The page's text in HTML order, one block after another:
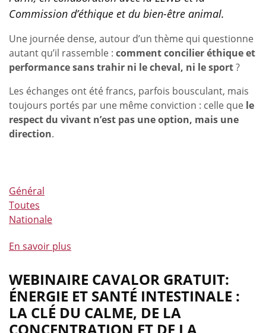
Commission d’éthique et du bien-être animal.
Une journée dense, autour d’un thème qui questionne
autant qu’il rassemble : comment concilier éthique et
performance sans trahir ni le cheval, ni le sport?
Les échanges ont été francs, parfois bousculant, mais
toujours portés par une même conviction : celle que le
respect du vivant n’est pas une option, mais une
direction.
Général
Toutes
Nationale
En savoir plus
de
Éthique
et
performance
WEBINAIRE CAVALOR GRATUIT:
ÉNERGIE ET SANTÉ INTESTINALE :
LA CLÉ DU CALME, DE LA